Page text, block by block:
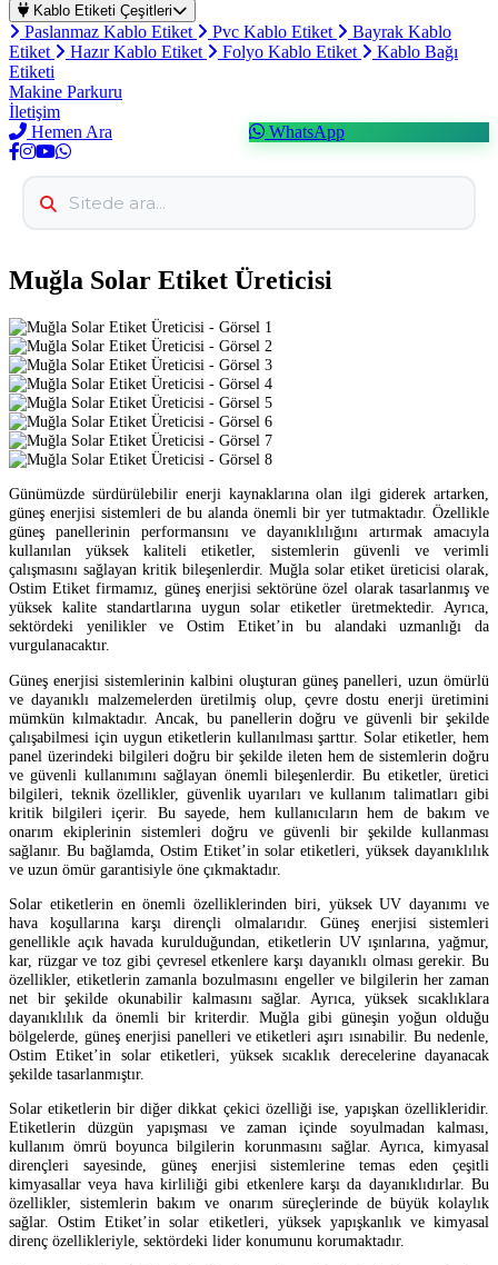
Kablo Etiketi Çeşitleri
Paslanmaz Kablo Etiket Pvc Kablo Etiket
Bayrak Kablo
Etiket
Hazır Kablo Etiket Folyo Kablo Etiket
Kablo Bağı
Etiketi
Makine Parkuru
İletişim
Hemen Ara
WhatsApp
Muğla Solar Etiket Üreticisi
Günümüzde sürdürülebilir enerji kaynaklarına olan ilgi giderek artarken,
güneş enerjisi sistemleri de bu alanda önemli bir yer tutmaktadır. Özellikle
güneş panellerinin performansını ve dayanıklılığını artırmak amacıyla
kullanılan yüksek kaliteli etiketler, sistemlerin güvenli ve verimli
çalışmasını sağlayan kritik bileşenlerdir. Muğla solar etiket üreticisi olarak,
Ostim Etiket firmamız, güneş enerjisi sektörüne özel olarak tasarlanmış ve
yüksek kalite standartlarına uygun solar etiketler üretmektedir. Ayrıca,
sektördeki yenilikler ve Ostim Etiket’in bu alandaki uzmanlığı da
vurgulanacaktır.
Güneş enerjisi sistemlerinin kalbini oluşturan güneş panelleri, uzun ömürlü
ve dayanıklı malzemelerden üretilmiş olup, çevre dostu enerji üretimini
mümkün kılmaktadır. Ancak, bu panellerin doğru ve güvenli bir şekilde
çalışabilmesi için uygun etiketlerin kullanılması şarttır. Solar etiketler, hem
panel üzerindeki bilgileri doğru bir şekilde ileten hem de sistemlerin doğru
ve güvenli kullanımını sağlayan önemli bileşenlerdir. Bu etiketler, üretici
bilgileri, teknik özellikler, güvenlik uyarıları ve kullanım talimatları gibi
kritik bilgileri içerir. Bu sayede, hem kullanıcıların hem de bakım ve
onarım ekiplerinin sistemleri doğru ve güvenli bir şekilde kullanması
sağlanır. Bu bağlamda, Ostim Etiket’in solar etiketleri, yüksek dayanıklılık
ve uzun ömür garantisiyle öne çıkmaktadır.
Solar etiketlerin en önemli özelliklerinden biri, yüksek UV dayanımı ve
hava koşullarına karşı dirençli olmalarıdır. Güneş enerjisi sistemleri
genellikle açık havada kurulduğundan, etiketlerin UV ışınlarına, yağmur,
kar, rüzgar ve toz gibi çevresel etkenlere karşı dayanıklı olması gerekir. Bu
özellikler, etiketlerin zamanla bozulmasını engeller ve bilgilerin her zaman
net bir şekilde okunabilir kalmasını sağlar. Ayrıca, yüksek sıcaklıklara
dayanıklılık da önemli bir kriterdir. Muğla gibi güneşin yoğun olduğu
bölgelerde, güneş enerjisi panelleri ve etiketleri aşırı ısınabilir. Bu nedenle,
Ostim Etiket’in solar etiketleri, yüksek sıcaklık derecelerine dayanacak
şekilde tasarlanmıştır.
Solar etiketlerin bir diğer dikkat çekici özelliği ise, yapışkan özellikleridir.
Etiketlerin düzgün yapışması ve zaman içinde soyulmadan kalması,
kullanım ömrü boyunca bilgilerin korunmasını sağlar. Ayrıca, kimyasal
dirençleri sayesinde, güneş enerjisi sistemlerine temas eden çeşitli
kimyasallar veya hava kirliliği gibi etkenlere karşı da dayanıklıdırlar. Bu
özellikler, sistemlerin bakım ve onarım süreçlerinde de büyük kolaylık
sağlar. Ostim Etiket’in solar etiketleri, yüksek yapışkanlık ve kimyasal
direnç özellikleriyle, sektördeki lider konumunu korumaktadır.